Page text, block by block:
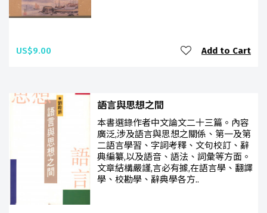
US$9.00 Add to Cart
語言與思想之間
本書選錄作者中文論文二十三篇。內容
廣泛,涉及語言與思想之關係、第一及第
二語言學習、字詞考釋、文句校訂、辭
典編纂,以及語音、語法、詞彙等方面。
文章結構嚴謹,言必有據,在語言學、翻譯
學、校勘學、辭典學各方..